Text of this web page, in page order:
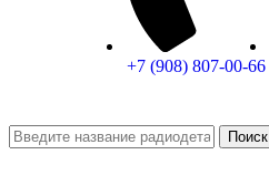
+7 (908) 807-00-66
Поиск